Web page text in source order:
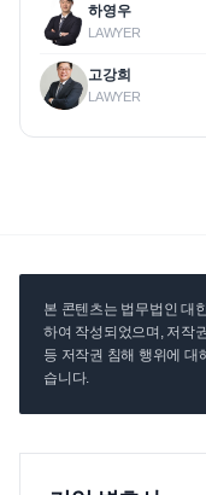
하영우
LAWYER
고강희
LAWYER
본 콘텐츠는 법무법인 대
하여 작성되었으며, 저작
등 저작권 침해 행위에 대
습니다.